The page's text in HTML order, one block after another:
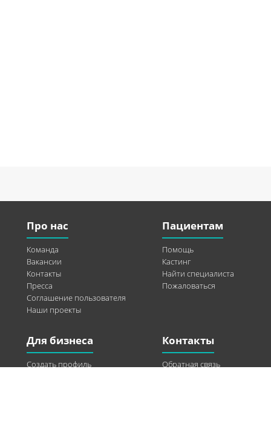
Про нас
Команда
Вакансии
Контакты
Пресса
Соглашение пользователя
Наши проекты
Пациентам
Помощь
Кастинг
Найти специалиста
Пожаловаться
Для бизнеса
Создать профиль
Контакты
Обратная связь